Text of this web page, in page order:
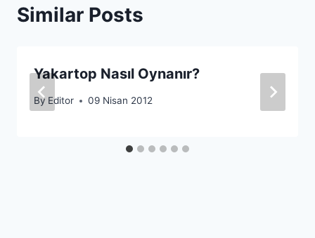
Similar Posts
Yakartop Nasıl Oynanır?
By Editor 09 Nisan 2012